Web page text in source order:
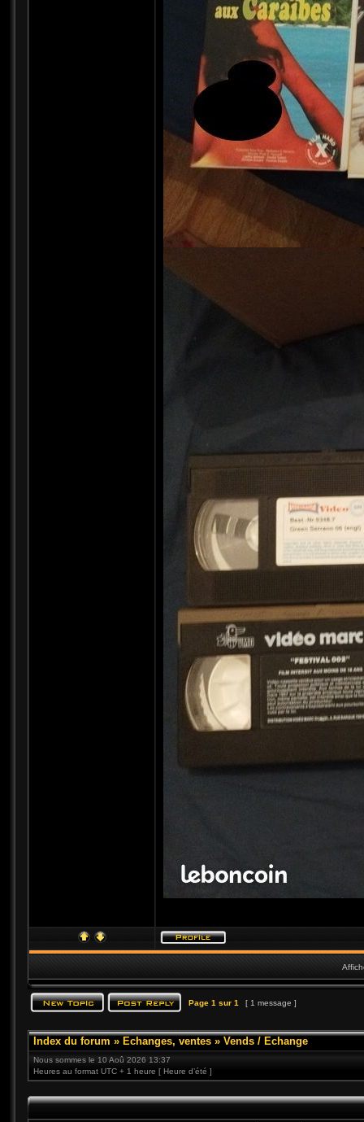
Page 1 sur 1 [ 1 message ]
Index du forum » Echanges, ventes » Vends / Echange
Nous sommes le 10 Aoû 2026 13:37
Heures au format UTC + 1 heure [ Heure d’été ]